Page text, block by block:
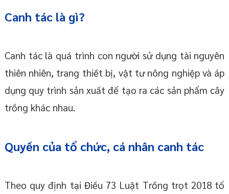
Canh tác là gì?
Canh tác là quá trình con người sử dụng tài nguyên
thiên nhiên, trang thiết bị, vật tư nông nghiệp và áp
dụng quy trình sản xuất để tạo ra các sản phẩm cây
trồng khác nhau.
Quyền của tổ chức, cá nhân canh tác
Theo quy định tại Điều 73 Luật Trồng trọt 2018 tổ